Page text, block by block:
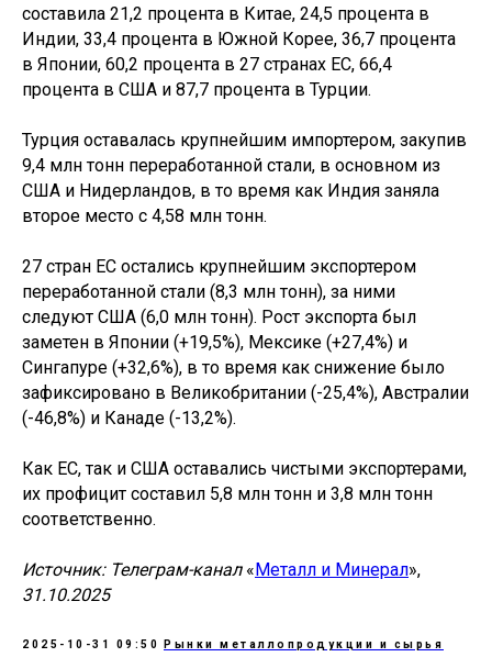
составила 21,2 процента в Китае, 24,5 процента в
Индии, 33,4 процента в Южной Корее, 36,7 процента
в Японии, 60,2 процента в 27 странах ЕС, 66,4
процента в США и 87,7 процента в Турции.
Турция оставалась крупнейшим импортером, закупив
9,4 млн тонн переработанной стали, в основном из
США и Нидерландов, в то время как Индия заняла
второе место с 4,58 млн тонн.
27 стран ЕС остались крупнейшим экспортером
переработанной стали (8,3 млн тонн), за ними
следуют США (6,0 млн тонн). Рост экспорта был
заметен в Японии (+19,5%), Мексике (+27,4%) и
Сингапуре (+32,6%), в то время как снижение было
зафиксировано в Великобритании (-25,4%), Австралии
(-46,8%) и Канаде (-13,2%).
Как ЕС, так и США оставались чистыми экспортерами,
их профицит составил 5,8 млн тонн и 3,8 млн тонн
соответственно.
Источник: Телеграм-канал «Металл и Минерал»,
31.10.2025
2025-10-31 09:50 Рынки металлопродукции и сырья